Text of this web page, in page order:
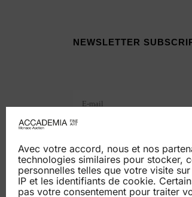
Avec votre accord, nous et nos
technologies similaires pour stocker,
personnelles telles que votre visite
IP et les identifiants de cookie.
pas votre consentement pour traiter
NEWSLETTER